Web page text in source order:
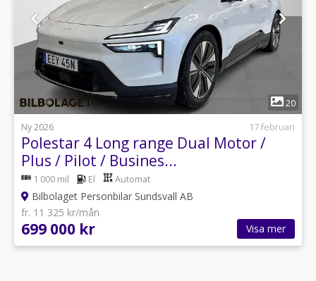
1
20
Ny 2026
17 februari
Polestar 4 Long range Dual Motor /
Plus / Pilot / Busines...
1 000 mil El Automat
Bilbolaget Personbilar Sundsvall AB
fr. 11 325 kr/mån
699 000 kr Visa mer